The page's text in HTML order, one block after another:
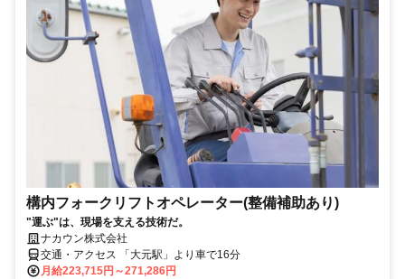
構内フォークリフトオペレーター(整備補助あり)
"運ぶ"は、現場を支える技術だ。
ナカウン株式会社
交通・アクセス 「大元駅」より車で16分
月給223,715円～271,286円